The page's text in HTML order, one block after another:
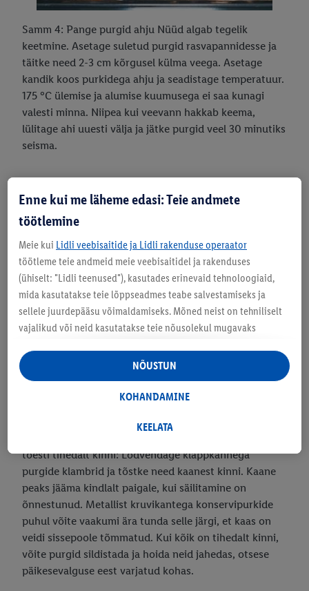
Samm 4: Pange purgid ahju Nüüd algab tegelik
keetmine. Asetage suletud purgid rasvapannidesse ja
täitke need 2-3 cm kõrgusel külma veega. Asetage
kandik koos purkidega ahju ja seadistage temperatuur.
175 °C ülemise ja alumise kuumusega ei saa kunagi
valesti minna. Niipea kui veevann hakkab keema,
lülitage ahi uuesti välja ja jätke purgid veel 30 minutiks
seisma.
Samm 5: Jahutamine ja säilitamineVõtke purgid ahjust
tõesti tihedalt kinni: Lõdvendage klappkannega
purgide klambrid ja tõstke need kaanest kinni. Kaane
peaks jääma kindlalt paigale, kui säilitamine on
õnnestunud. Metallist kruvikantega konservipurkide
puhul võite vaakumi ära tunda selle järgi, et kaas on
veidi sissepoole tõmmatud. Kui kõik on tihedalt kinni,
võite purgid sildistada ja hoida neid jahedas, otsese
päikesevalguse eest varjatud kohas.
Enne kui me läheme edasi: Teie andmete
töötlemine
Meie kui Lidli veebisaitide ja Lidli rakenduse operaator
töötleme teie andmeid meie veebisaitidel ja rakenduses
(ühiselt: "Lidli teenused"), kasutades erinevaid tehnoloogiaid,
mida kasutatakse teie lõppseadmes teabe salvestamiseks ja
sellele juurdepääsu võimaldamiseks. Mõned neist on tehniliselt
vajalikud või neid kasutatakse teie nõusolekul mugavaks
reklaamiks Lidli teenustes ja väljaspool neid. Kui olete Lidl Plus
programmis osaleja, töödeldakse nendel eesmärkidel ka teie
poeostude käitumise andmeid.
leida lisateavet andmetöötluse kohta.
kasutamist. Vajutades "Nõustun", annate nõusoleku kõigi
eespool nimetatud eesmärkide töötlemiseks. Täiendavat teavet,
sealhulgas andmete säilitamisperioodi ja teie õigust oma
nõusolekut igal ajal tagasi võtta, leiate meie
privaatsuspoliitikast.Trükised leiate siit.
KEELATA
KOHANDAMINE
NÕUSTUN